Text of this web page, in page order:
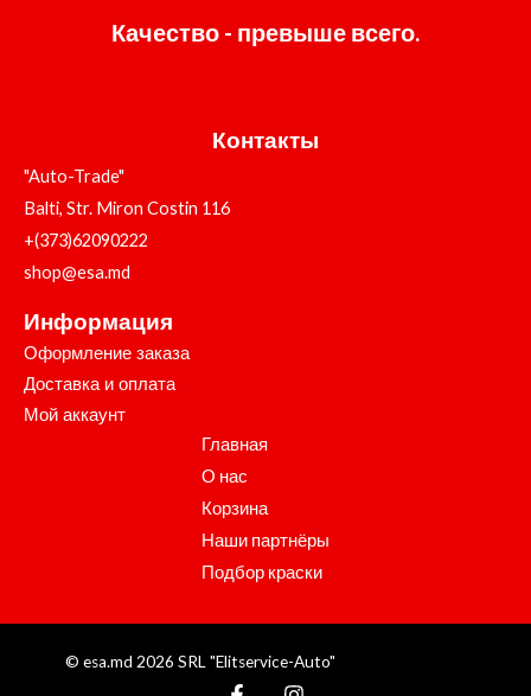
Качество - превыше всего.
Контакты
"Auto-Trade"
Balti, Str. Miron Costin 116
+(373)62090222
shop@esa.md
Информация
Оформление заказа
Доставка и оплата
Мой аккаунт
Главная
О нас
Корзина
Наши партнёры
Подбор краски
© esa.md 2026 SRL "Elitservice-Auto"